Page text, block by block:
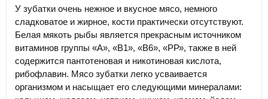
У зубатки очень нежное и вкусное мясо, немного
сладковатое и жирное, кости практически отсутствуют.
Белая мякоть рыбы является прекрасным источником
витаминов группы «А», «В1», «В6», «РР», также в ней
содержится пантотеновая и никотиновая кислота,
рибофлавин. Мясо зубатки легко усваивается
организмом и насыщает его следующими минералами: